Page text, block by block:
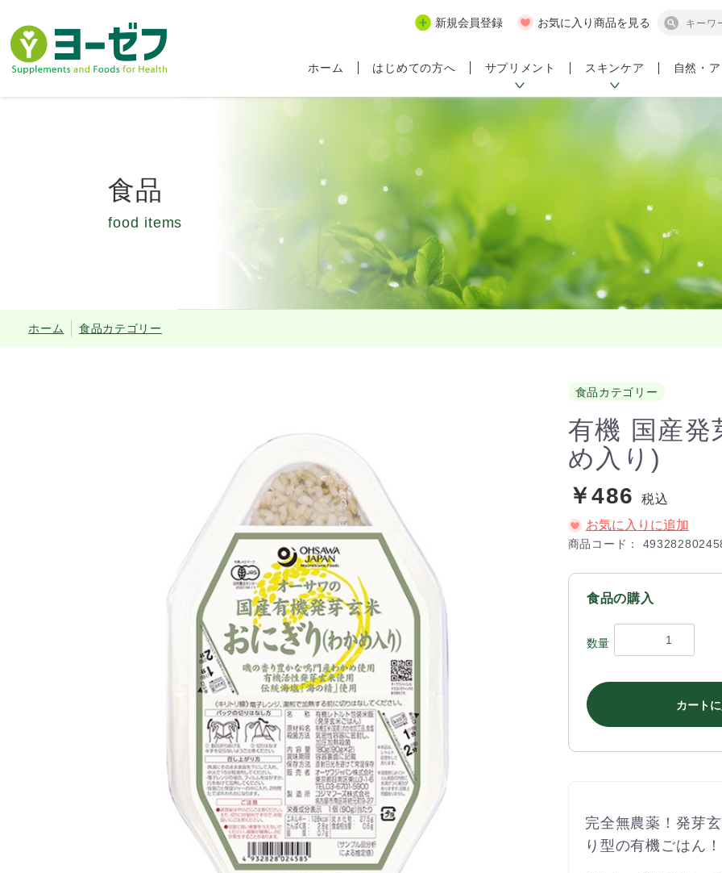
新規会員登録 お気に入り商品を見る
ホーム はじめての方へ サプリメント スキンケア 自然・
食品
food items
ホーム 食品カテゴリー
食品カテゴリー
有機 国産
め入り)
￥486
税込
お気に入りに追加
商品コード：
食品の購入
数量
カート
完全無農薬！発芽
り型の有機ごはん！